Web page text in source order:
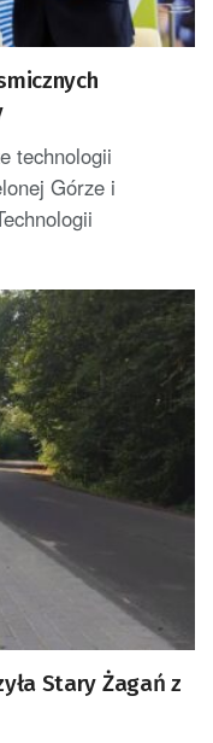
technologii
Górze i
Stary Żagań z